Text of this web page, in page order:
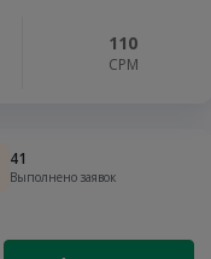
110
СРМ
41
Выполнено заявок